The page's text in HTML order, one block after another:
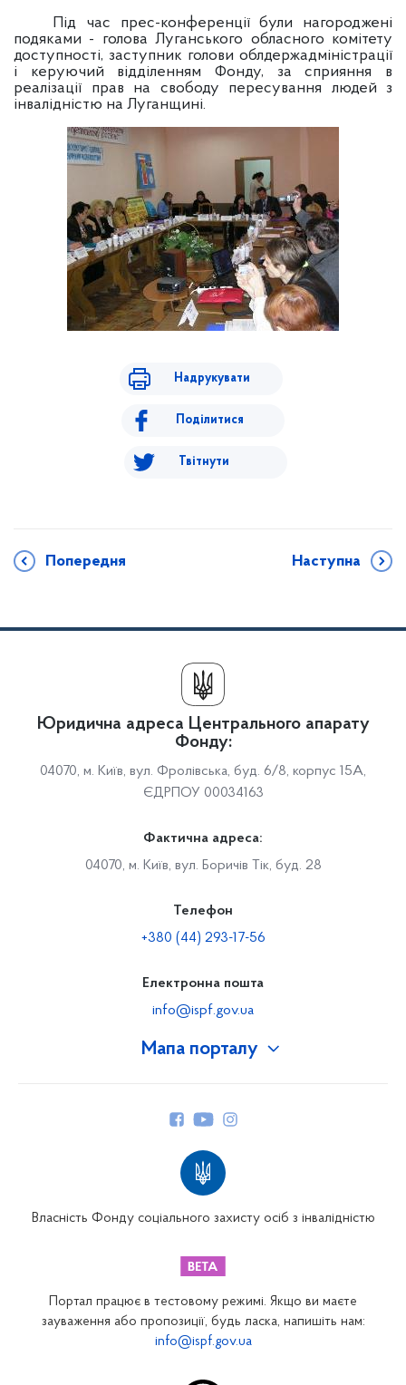
Під час прес-конференції були нагороджені
подяками - голова Луганського обласного комітету
доступності, заступник голови облдержадміністрації
і керуючий відділенням Фонду, за сприяння в
реалізації прав на свободу пересування людей з
інвалідністю на Луганщині.
Надрукувати
Поділитися
Твітнути
Попередня Наступна
Мапа порталу
Закарпатське відділення
Запорізьке відділення
Юридична адреса Центрального апарату
Фонду:
04070, м. Київ, вул. Фролівська, буд. 6/8, корпус 15А,
ЄДРПОУ 00034163
Фактична адреса:
04070, м. Київ, вул. Боричів Тік, буд. 28
Телефон
+380 (44) 293-17-56
Електронна пошта
info@ispf.gov.ua
Власність Фонду соціального захисту осіб з інвалідністю
Портал працює в тестовому режимі. Якщо ви маєте
зауваження або пропозиції, будь ласка, напишіть нам:
info@ispf.gov.ua